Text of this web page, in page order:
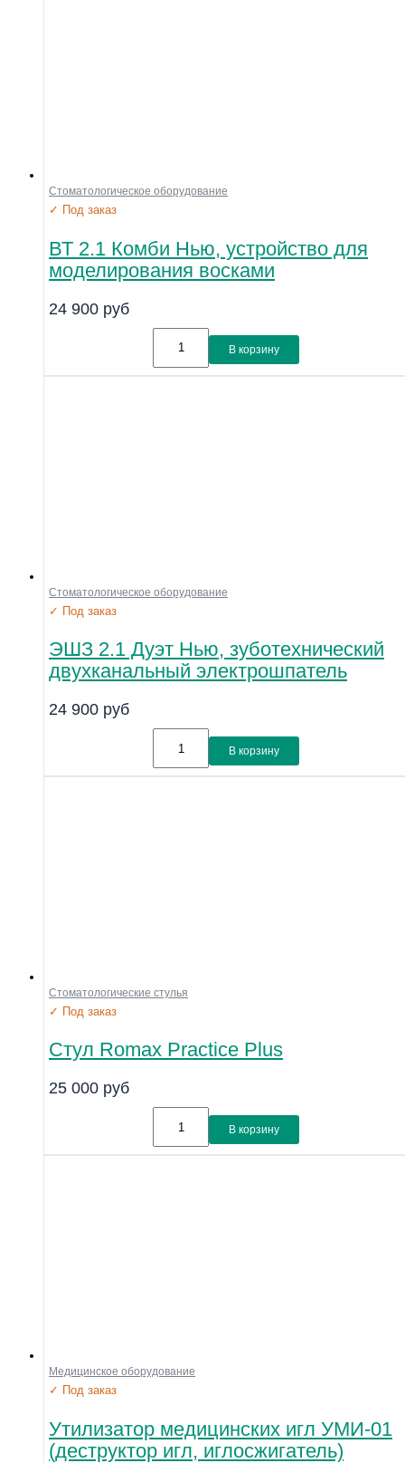
Стоматологическое оборудование
✓ Под заказ
ВТ 2.1 Комби Нью, устройство для
моделирования восками
24 900 руб
В корзину
Стоматологическое оборудование
✓ Под заказ
ЭШЗ 2.1 Дуэт Нью, зуботехнический
двухканальный электрошпатель
24 900 руб
В корзину
Стоматологические стулья
✓ Под заказ
Стул Romax Practice Plus
25 000 руб
В корзину
Медицинское оборудование
✓ Под заказ
Утилизатор медицинских игл УМИ-01
(деструктор игл, иглосжигатель)